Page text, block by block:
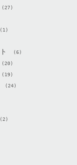
(27)
(1)
(6)
(20)
(19)
(24)
(2)